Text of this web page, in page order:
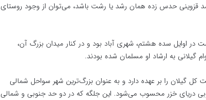
قزوینی حدس زده همان رشد یا رشت باشد، می‌توان از وجود روستای
در اوایل سده هشتم، شهری آباد بود و در کنار میدان بزرگ آن،
گیلانی به ارشاد او مسلمان شده بودند.
گیلان را بر عهده دارد و به عنوان بزرگ‌ترین شهر سواحل شمالی
دریای خزر محسوب می‌شود. این جلگه که در دو حد جنوبی و شمالی